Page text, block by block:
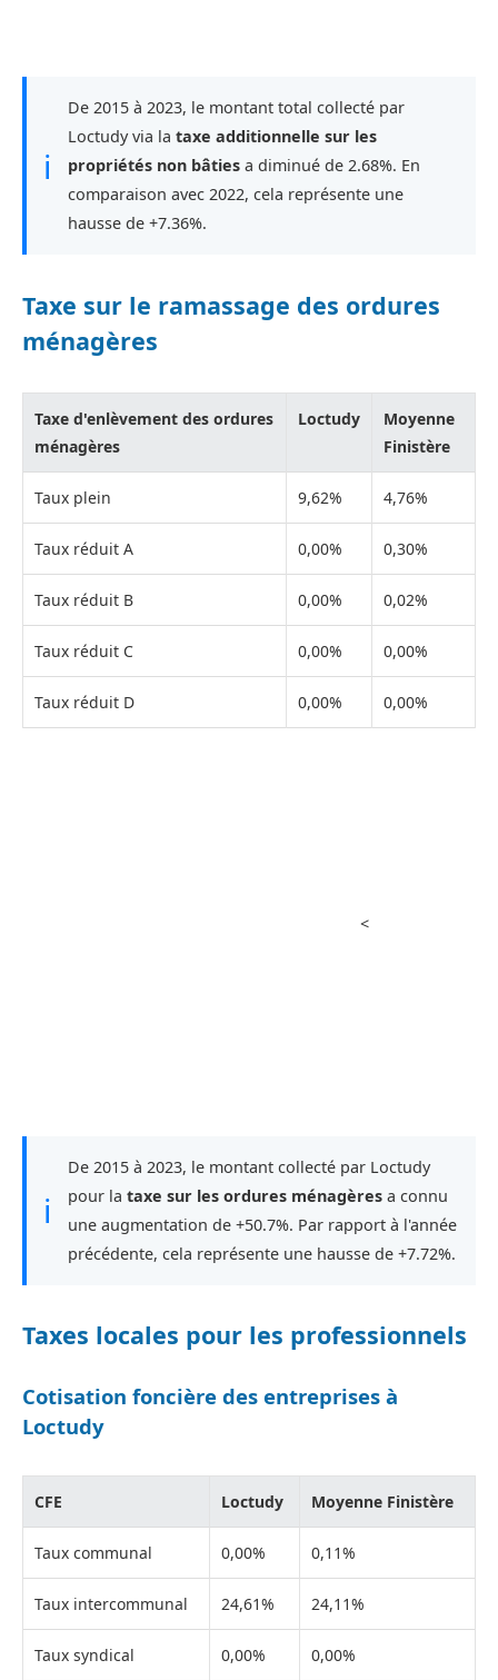
ℹ
De 2015 à 2023, le montant total collecté par
Loctudy via la taxe additionnelle sur les
propriétés non bâties a diminué de 2.68%. En
comparaison avec 2022, cela représente une
hausse de +7.36%.
Taxe sur le ramassage des ordures
ménagères
Taxe d'enlèvement des ordures
ménagères
Loctudy
Moyenne
Finistère
Taux plein 9,62% 4,76%
Taux réduit A 0,00% 0,30%
Taux réduit B 0,00% 0,02%
Taux réduit C 0,00% 0,00%
Taux réduit D 0,00% 0,00%
<
ℹ
De 2015 à 2023, le montant collecté par Loctudy
pour la taxe sur les ordures ménagères a connu
une augmentation de +50.7%. Par rapport à l'année
précédente, cela représente une hausse de +7.72%.
Taxes locales pour les professionnels
Cotisation foncière des entreprises à
Loctudy
CFE Loctudy Moyenne Finistère
Taux communal 0,00% 0,11%
Taux intercommunal 24,61% 24,11%
Taux syndical 0,00% 0,00%